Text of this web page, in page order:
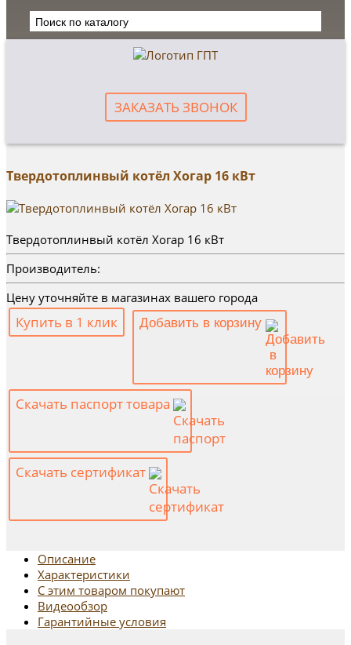
ЗАКАЗАТЬ ЗВОНОК
Твердотоплинвый котёл Хогар 16 кВт
Твердотоплинвый котёл Хогар 16 кВт
Производитель:
Цену уточняйте в магазинах вашего города
Купить в 1 клик Добавить в корзину
Скачать паспорт товара
Скачать сертификат
Описание
Характеристики
С этим товаром покупают
Видеообзор
Гарантийные условия